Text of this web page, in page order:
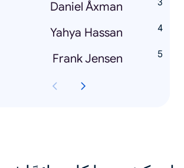
Daniel Åxman
Yahya Hassan
Frank Jensen